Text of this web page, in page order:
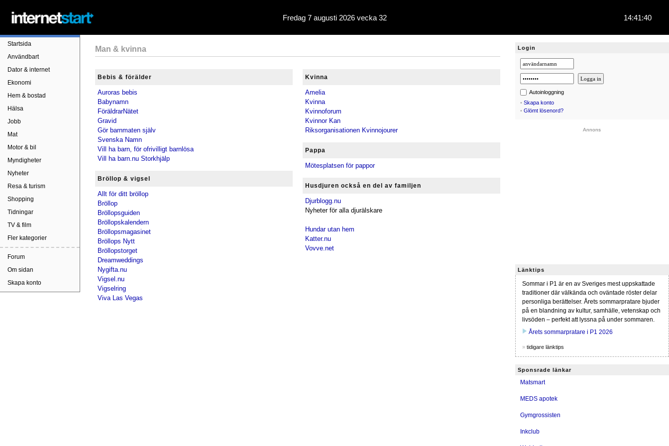
Fredag 7 augusti 2026 vecka 32 14:41:40
Startsida
Användbart
Dator & internet
Ekonomi
Hem & bostad
Hälsa
Jobb
Mat
Motor & bil
Myndigheter
Nyheter
Resa & turism
Shopping
Tidningar
TV & film
Fler kategorier
Forum
Om sidan
Skapa konto
Man & kvinna
Bebis & förälder
Auroras bebis
Babynamn
FöräldrarNätet
Gravid
Gör barnmaten själv
Svenska Namn
Vill ha barn, för ofrivilligt barnlösa
Vill ha barn.nu Storkhjälp
Bröllop & vigsel
Allt för ditt bröllop
Bröllop
Bröllopsguiden
Bröllopskalendern
Bröllopsmagasinet
Bröllops Nytt
Bröllopstorget
Dreamweddings
Nygifta.nu
Vigsel.nu
Vigselring
Viva Las Vegas
Kvinna
Amelia
Kvinna
Kvinnoforum
Kvinnor Kan
Riksorganisationen Kvinnojourer
Pappa
Mötesplatsen för pappor
Husdjuren också en del av familjen
Djurblogg.nu
Nyheter för alla djurälskare
Hundar utan hem
Katter.nu
Vovve.net
Login
Autoinloggning
• Skapa konto
• Glömt lösenord?
Annons
Länktips
Sommar i P1 är en av Sveriges mest uppskattade
traditioner där välkända och oväntade röster delar
personliga berättelser. Årets sommarpratare bjuder
på en blandning av kultur, samhälle, vetenskap och
livsöden – perfekt att lyssna på under sommaren.
play_arrow Årets sommarpratare i P1 2026
» tidigare länktips
Sponsrade länkar
Matsmart
MEDS apotek
Gymgrossisten
Inkclub